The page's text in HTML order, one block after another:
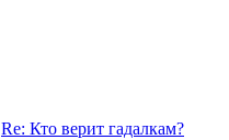
Re: Кто верит гадалкам?